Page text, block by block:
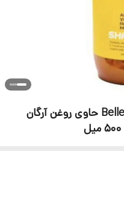
شامپو بدون سولفات بلکسیر Bellexir حاوی روغن آرگان